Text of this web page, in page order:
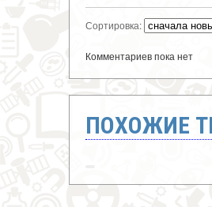
Сортировка:
Комментариев пока нет
ПОХОЖИЕ